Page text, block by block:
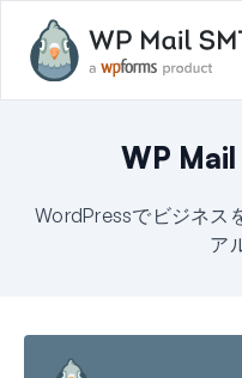
WP Mail
WordPressでビジネス
ア